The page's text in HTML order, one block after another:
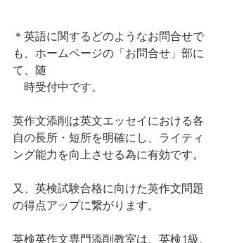
＊英語に関するどのようなお問合せで
も、ホームページの「お問合せ」部に
て、随
時受付中です。
英作文添削は英文エッセイにおける各
自の長所・短所を明確にし、ライティ
ング能力を向上させる為に有効です。
又、英検試験合格に向けた英作文問題
の得点アップに繋がります。
英検英作文専門添削教室は、英検1級、